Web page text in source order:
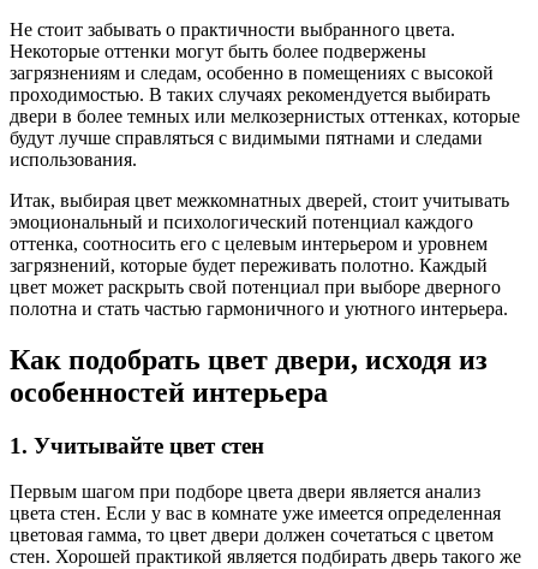
Не стоит забывать о практичности выбранного цвета.
Некоторые оттенки могут быть более подвержены
загрязнениям и следам, особенно в помещениях с высокой
проходимостью. В таких случаях рекомендуется выбирать
двери в более темных или мелкозернистых оттенках, которые
будут лучше справляться с видимыми пятнами и следами
использования.
Итак, выбирая цвет межкомнатных дверей, стоит учитывать
эмоциональный и психологический потенциал каждого
оттенка, соотносить его с целевым интерьером и уровнем
загрязнений, которые будет переживать полотно. Каждый
цвет может раскрыть свой потенциал при выборе дверного
полотна и стать частью гармоничного и уютного интерьера.
Как подобрать цвет двери, исходя из
особенностей интерьера
1. Учитывайте цвет стен
Первым шагом при подборе цвета двери является анализ
цвета стен. Если у вас в комнате уже имеется определенная
цветовая гамма, то цвет двери должен сочетаться с цветом
стен. Хорошей практикой является подбирать дверь такого же